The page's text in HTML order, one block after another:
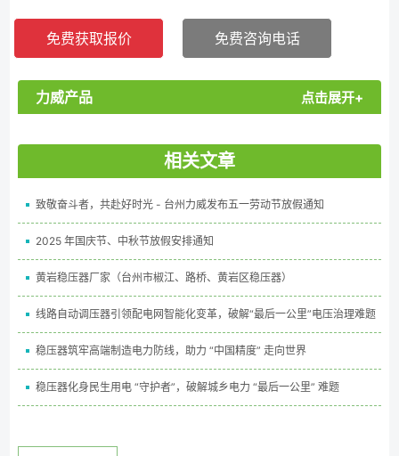
300kW 规格，支持按需选型，提供安装指
导！...
免费获取报价 免费咨询电话
力威产品 点击展开+
相关文章
致敬奋斗者，共赴好时光 - 台州力威发布五一劳动节放假通知
2025 年国庆节、中秋节放假安排通知
黄岩稳压器厂家（台州市椒江、路桥、黄岩区稳压器）
线路自动调压器引领配电网智能化变革，破解“最后一公里”电压治理难题
稳压器筑牢高端制造电力防线，助力 “中国精度” 走向世界
稳压器化身民生用电 “守护者”，破解城乡电力 “最后一公里” 难题